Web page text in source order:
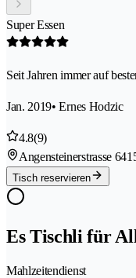
Super Essen
Seit Jahren immer auf
Jan. 2019• Ernes Hodzic
4.8(9)
Angensteinerstrasse 6
Tisch reservieren
Es Tischli für
Mahlzeitendienst